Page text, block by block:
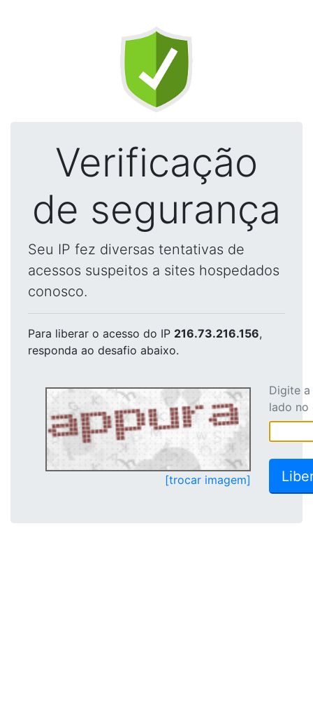
Verificação
de segurança
Seu IP fez diversas tentativas de
acessos suspeitos a sites hospedados
conosco.
Para liberar o acesso do IP 216.73.216.156,
responda ao desafio abaixo.
[trocar imagem]
Digite
lado no